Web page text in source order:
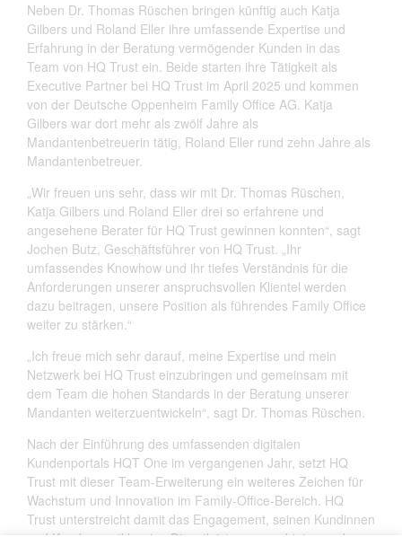
Neben Dr. Thomas Rüschen bringen künftig auch Katja
Gilbers und Roland Eller ihre umfassende Expertise und
Erfahrung in der Beratung vermögender Kunden in das
Team von HQ Trust ein. Beide starten ihre Tätigkeit als
Executive Partner bei HQ Trust im April 2025 und kommen
von der Deutsche Oppenheim Family Office AG. Katja
Gilbers war dort mehr als zwölf Jahre als
Mandantenbetreuerin tätig, Roland Eller rund zehn Jahre als
Mandantenbetreuer.
„Wir freuen uns sehr, dass wir mit Dr. Thomas Rüschen,
Katja Gilbers und Roland Eller drei so erfahrene und
angesehene Berater für HQ Trust gewinnen konnten“, sagt
Jochen Butz, Geschäftsführer von HQ Trust. „Ihr
umfassendes Knowhow und ihr tiefes Verständnis für die
Anforderungen unserer anspruchsvollen Klientel werden
dazu beitragen, unsere Position als führendes Family Office
weiter zu stärken.“
„Ich freue mich sehr darauf, meine Expertise und mein
Netzwerk bei HQ Trust einzubringen und gemeinsam mit
dem Team die hohen Standards in der Beratung unserer
Mandanten weiterzuentwickeln“, sagt Dr. Thomas Rüschen.
Nach der Einführung des umfassenden digitalen
Kundenportals HQT One im vergangenen Jahr, setzt HQ
Trust mit dieser Team-Erweiterung ein weiteres Zeichen für
Wachstum und Innovation im Family-Office-Bereich. HQ
Trust unterstreicht damit das Engagement, seinen Kundinnen